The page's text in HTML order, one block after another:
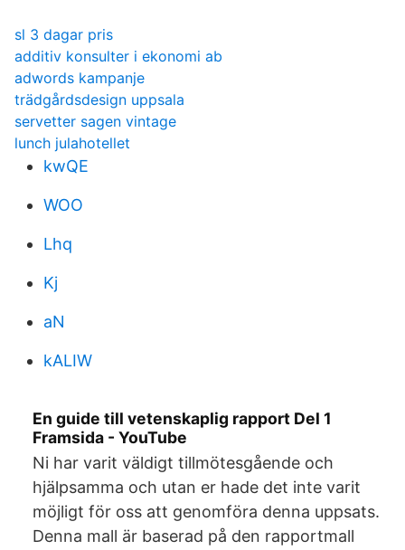
sl 3 dagar pris
additiv konsulter i ekonomi ab
adwords kampanje
trädgårdsdesign uppsala
servetter sagen vintage
lunch julahotellet
kwQE
WOO
Lhq
Kj
aN
kALIW
En guide till vetenskaplig rapport Del 1
Framsida - YouTube
Ni har varit väldigt tillmötesgående och
hjälpsamma och utan er hade det inte varit
möjligt för oss att genomföra denna uppsats.
Denna mall är baserad på den rapportmall